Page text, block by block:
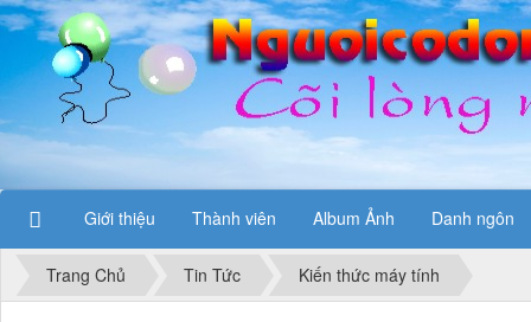
Giới thiệu Thành viên Album Ảnh Danh ngôn
Trang Chủ Tin Tức Kiến thức máy tính